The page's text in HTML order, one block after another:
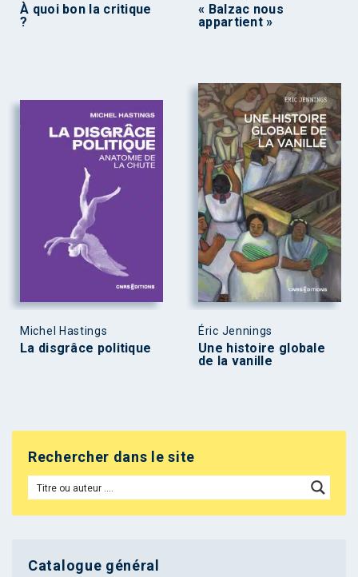
À quoi bon la critique
?
« Balzac nous
appartient »
Michel Hastings
La disgrâce politique
Éric Jennings
Une histoire globale
de la vanille
Rechercher dans le site
Catalogue général